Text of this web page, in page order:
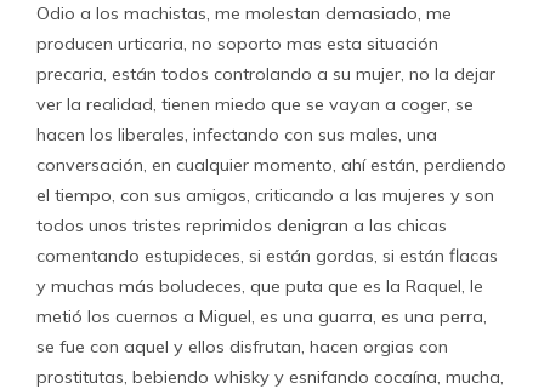
Odio a los machistas, me molestan demasiado, me
producen urticaria, no soporto mas esta situación
precaria, están todos controlando a su mujer, no la dejar
ver la realidad, tienen miedo que se vayan a coger, se
hacen los liberales, infectando con sus males, una
conversación, en cualquier momento, ahí están, perdiendo
el tiempo, con sus amigos, criticando a las mujeres y son
todos unos tristes reprimidos denigran a las chicas
comentando estupideces, si están gordas, si están flacas
y muchas más boludeces, que puta que es la Raquel, le
metió los cuernos a Miguel, es una guarra, es una perra,
se fue con aquel y ellos disfrutan, hacen orgias con
prostitutas, bebiendo whisky y esnifando cocaína, mucha,